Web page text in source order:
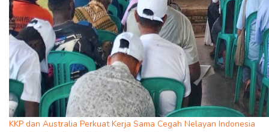
KKP dan Australia Perkuat Kerja Sama Cegah Nelayan Indonesia